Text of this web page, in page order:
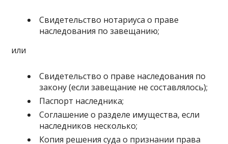
Свидетельство нотариуса о праве
наследования по завещанию;
или
Свидетельство о праве наследования по
закону (если завещание не составлялось);
Паспорт наследника;
Соглашение о разделе имущества, если
наследников несколько;
Копия решения суда о признании права